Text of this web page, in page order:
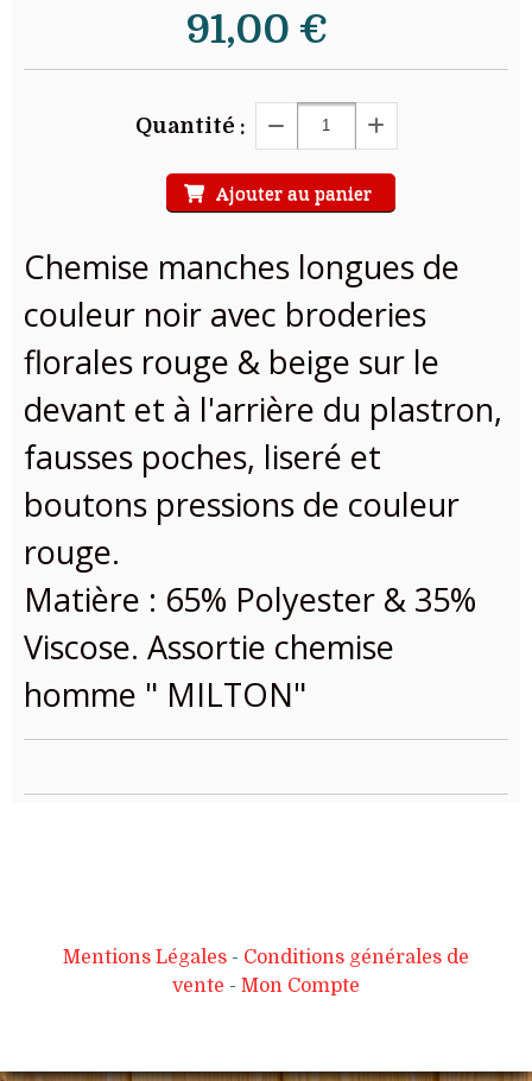
91,00 €
Quantité :
Ajouter au panier
Chemise manches longues de
couleur noir avec broderies
florales rouge & beige sur le
devant et à l'arrière du plastron,
fausses poches, liseré et
boutons pressions de couleur
rouge.
Matière : 65% Polyester & 35%
Viscose. Assortie chemise
homme " MILTON"
Mentions Légales
Conditions générales de
vente
Mon Compte